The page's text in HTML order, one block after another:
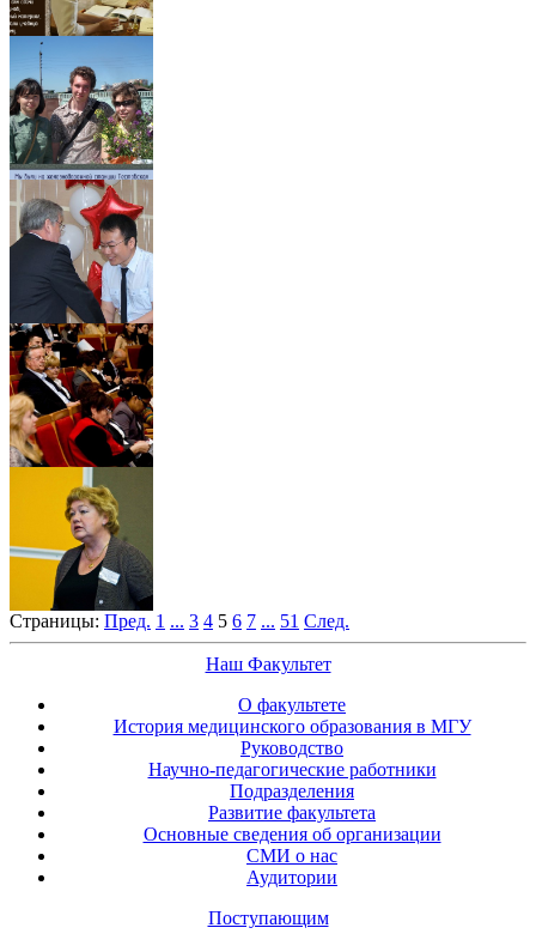
Страницы: Пред. 1 ... 3 4 5 6 7 ... 51 След.
Наш Факультет
О факультете
История медицинского образования в МГУ
Руководство
Научно-педагогические работники
Подразделения
Развитие факультета
Основные сведения об организации
СМИ о нас
Аудитории
Поступающим